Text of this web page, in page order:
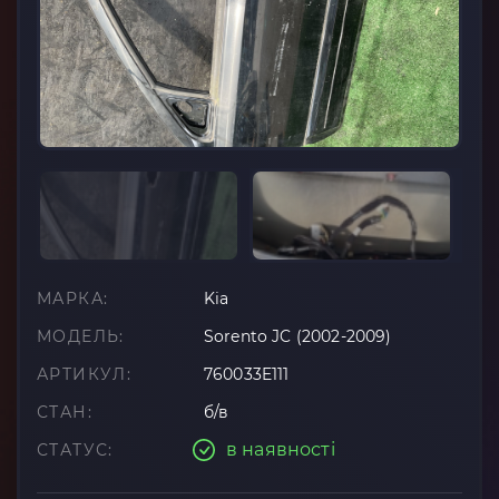
МАРКА:
Kia
МОДЕЛЬ:
Sorento JC (2002-2009)
АРТИКУЛ:
760033E111
СТАН:
б/в
СТАТУС:
в наявності